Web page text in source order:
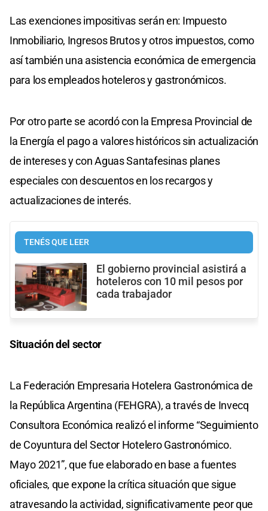
Las exenciones impositivas serán en: Impuesto
Inmobiliario, Ingresos Brutos y otros impuestos, como
así también una asistencia económica de emergencia
para los empleados hoteleros y gastronómicos.
Por otro parte se acordó con la Empresa Provincial de
la Energía el pago a valores históricos sin actualización
de intereses y con Aguas Santafesinas planes
especiales con descuentos en los recargos y
actualizaciones de interés.
TENÉS QUE LEER
El gobierno provincial asistirá a
hoteleros con 10 mil pesos por
cada trabajador
Situación del sector
La Federación Empresaria Hotelera Gastronómica de
la República Argentina (FEHGRA), a través de Invecq
Consultora Económica realizó el informe “Seguimiento
de Coyuntura del Sector Hotelero Gastronómico.
Mayo 2021”, que fue elaborado en base a fuentes
oficiales, que expone la crítica situación que sigue
atravesando la actividad, significativamente peor que